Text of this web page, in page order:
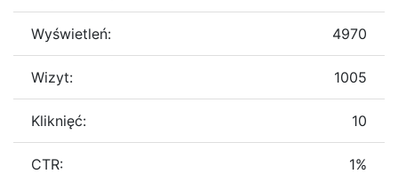
Wyświetleń: 4970
Wizyt: 1005
Kliknięć: 10
CTR: 1%